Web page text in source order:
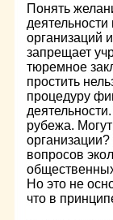
Понять
организаций
запрещает
тюремное
простить
процедуру
рубежа.
вопросов
Но это не
что в